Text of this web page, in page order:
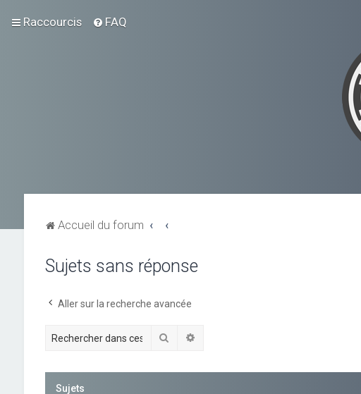
Raccourcis FAQ
Accueil du forum
Sujets sans réponse
Aller sur la recherche avancée
Rechercher
Sujets